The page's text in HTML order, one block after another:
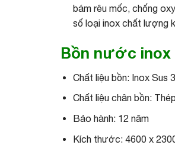
bám rêu mốc, chống
số loại inox chất lượng
Bồn nước inox
Chất liệu bồn: Inox Sus
Chất liệu chân bồn:
Bảo hành: 12 năm
Kích thước: 4600 x